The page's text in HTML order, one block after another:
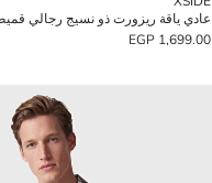
عادي ياقة ريزورت ذو نسيج رجالي
1,699.00 EGP